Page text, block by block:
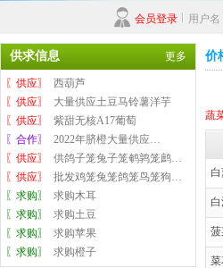
会员登录 用户名
供求信息 更多
〖供应〗
西葫芦
〖供应〗
大量供应土豆马铃薯洋芋
〖供应〗
紫甜无核A17葡萄
〖合作〗
2022年脐橙大量供应…
〖供应〗
供鸽子笼兔子笼鹌鹑笼鹧…
〖供应〗
批发鸡笼兔笼鸽笼鸟笼狗…
〖求购〗
求购木耳
〖求购〗
求购土豆
〖求购〗
求购苹果
〖求购〗
求购橙子
价
蔬